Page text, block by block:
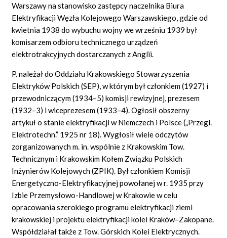
Warszawy na stanowisko zastępcy naczelnika Biura
Elektryfikacji Węzła Kolejowego Warszawskiego, gdzie od
kwietnia 1938 do wybuchu wojny we wrześniu 1939 był
komisarzem odbioru technicznego urządzeń
elektrotrakcyjnych dostarczanych z Anglii.
P. należał do Oddziału Krakowskiego Stowarzyszenia
Elektryków Polskich (SEP), w którym był członkiem (1927) i
przewodniczącym (1934–5) komisji rewizyjnej, prezesem
(1932–3) i wiceprezesem (1933–4). Ogłosił obszerny
artykuł o stanie elektryfikacji w Niemczech i Polsce („Przegl.
Elektrotechn.” 1925 nr 18). Wygłosił wiele odczytów
zorganizowanych m. in. wspólnie z Krakowskim Tow.
Technicznym i Krakowskim Kołem Związku Polskich
Inżynierów Kolejowych (ZPIK). Był członkiem Komisji
Energetyczno-Elektryfikacyjnej powołanej w r. 1935 przy
Izbie Przemysłowo-Handlowej w Krakowie w celu
opracowania szerokiego programu elektryfikacji ziemi
krakowskiej i projektu elektryfikacji kolei Kraków–Zakopane.
Współdziałał także z Tow. Górskich Kolei Elektrycznych.